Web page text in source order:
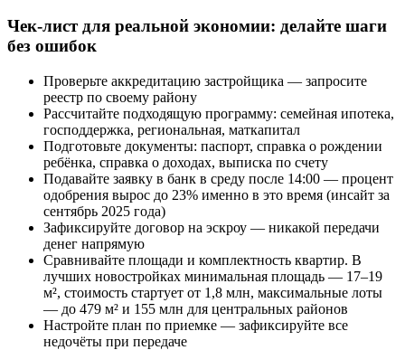
Чек-лист для реальной экономии: делайте шаги
без ошибок
Проверьте аккредитацию застройщика — запросите
реестр по своему району
Рассчитайте подходящую программу: семейная ипотека,
господдержка, региональная, маткапитал
Подготовьте документы: паспорт, справка о рождении
ребёнка, справка о доходах, выписка по счету
Подавайте заявку в банк в среду после 14:00 — процент
одобрения вырос до 23% именно в это время (инсайт за
сентябрь 2025 года)
Зафиксируйте договор на эскроу — никакой передачи
денег напрямую
Сравнивайте площади и комплектность квартир. В
лучших новостройках минимальная площадь — 17–19
м², стоимость стартует от 1,8 млн, максимальные лоты
— до 479 м² и 155 млн для центральных районов
Настройте план по приемке — зафиксируйте все
недочёты при передаче